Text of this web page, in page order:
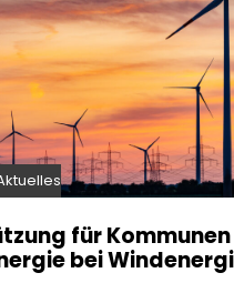
für
bei